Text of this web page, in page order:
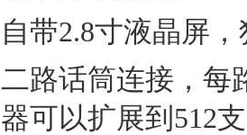
自带2.8寸液晶屏
二路话筒连接，每
器可以扩展到512